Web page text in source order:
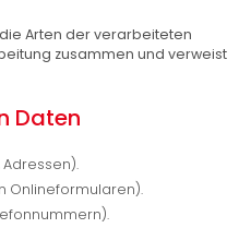
Arten der verarbeiteten
zusammen und verweist
Daten
Adressen).
Onlineformularen).